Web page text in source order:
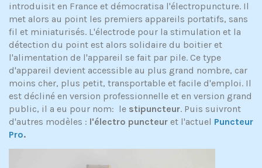
introduisit en France et démocratisa l'électropuncture. Il
met alors au point les premiers appareils portatifs, sans
fil et miniaturisés. L'électrode pour la stimulation et la
détection du point est alors solidaire du boitier et
l'alimentation de l'appareil se fait par pile. Ce type
d'appareil devient accessible au plus grand nombre, car
moins cher, plus petit, transportable et facile d'emploi. Il
est décliné en version professionnelle et en version grand
public, il a eu pour nom: le stipuncteur. Puis suivront
d'autres modèles : l'électro puncteur et l'actuel Puncteur
Pro.